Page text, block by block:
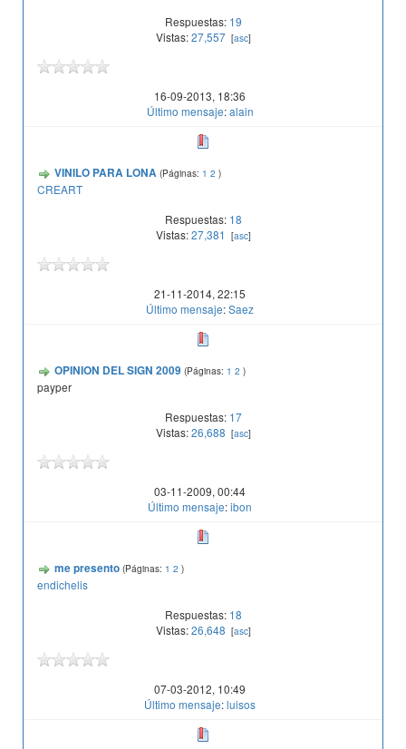
Respuestas: 19
Vistas:27,557 [asc]
16-09-2013, 18:36
Último mensaje:alain
VINILO PARA LONA (Páginas: 1 2 )
CREART
Respuestas: 18
Vistas:27,381 [asc]
21-11-2014, 22:15
Último mensaje:Saez
OPINION DEL SIGN 2009 (Páginas: 1 2 )
payper
Respuestas: 17
Vistas:26,688 [asc]
03-11-2009, 00:44
Último mensaje:ibon
me presento (Páginas: 1 2 )
endichelis
Respuestas: 18
Vistas:26,648 [asc]
07-03-2012, 10:49
Último mensaje:luisos